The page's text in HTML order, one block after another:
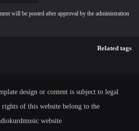
will be posted after approval by the administration
Related tags
design or content is subject to legal
of this website belong to the
website